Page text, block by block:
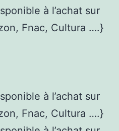
à l’achat sur
Fnac, Cultura ….}
à l’achat sur
Fnac, Cultura ….}